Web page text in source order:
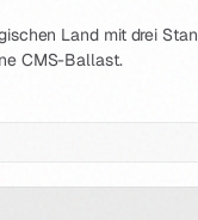
Land mit drei
CMS-Ballast.